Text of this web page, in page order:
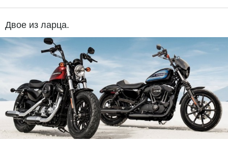
Двое из ларца.